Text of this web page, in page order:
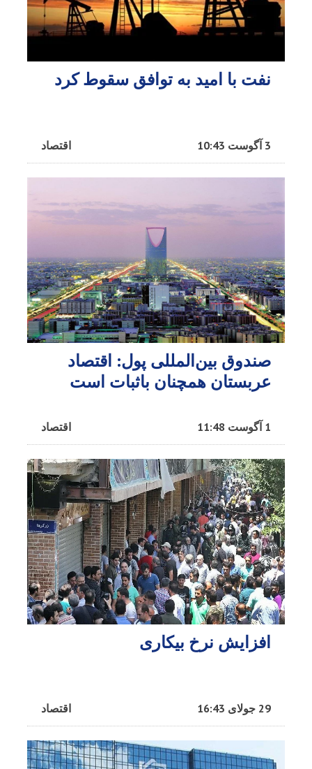
نفت با امید به توافق سقوط کرد
اقتصاد 3 آگوست 10:43
صندوق بین‌المللی پول: اقتصاد
عربستان همچنان باثبات است
اقتصاد 1 آگوست 11:48
افزایش نرخ بیکاری
اقتصاد 29 جولای 16:43